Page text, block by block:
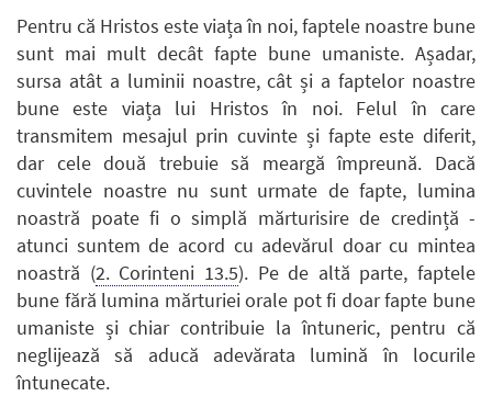
Pentru că Hristos este viața în noi, faptele noastre bune
sunt mai mult decât fapte bune umaniste. Așadar,
sursa atât a luminii noastre, cât și a faptelor noastre
bune este viața lui Hristos în noi. Felul în care
transmitem mesajul prin cuvinte și fapte este diferit,
dar cele două trebuie să meargă împreună. Dacă
cuvintele noastre nu sunt urmate de fapte, lumina
noastră poate fi o simplă mărturisire de credință -
atunci suntem de acord cu adevărul doar cu mintea
noastră (2. Corinteni 13.5). Pe de altă parte, faptele
bune fără lumina mărturiei orale pot fi doar fapte bune
umaniste și chiar contribuie la întuneric, pentru că
neglijează să aducă adevărata lumină în locurile
întunecate.